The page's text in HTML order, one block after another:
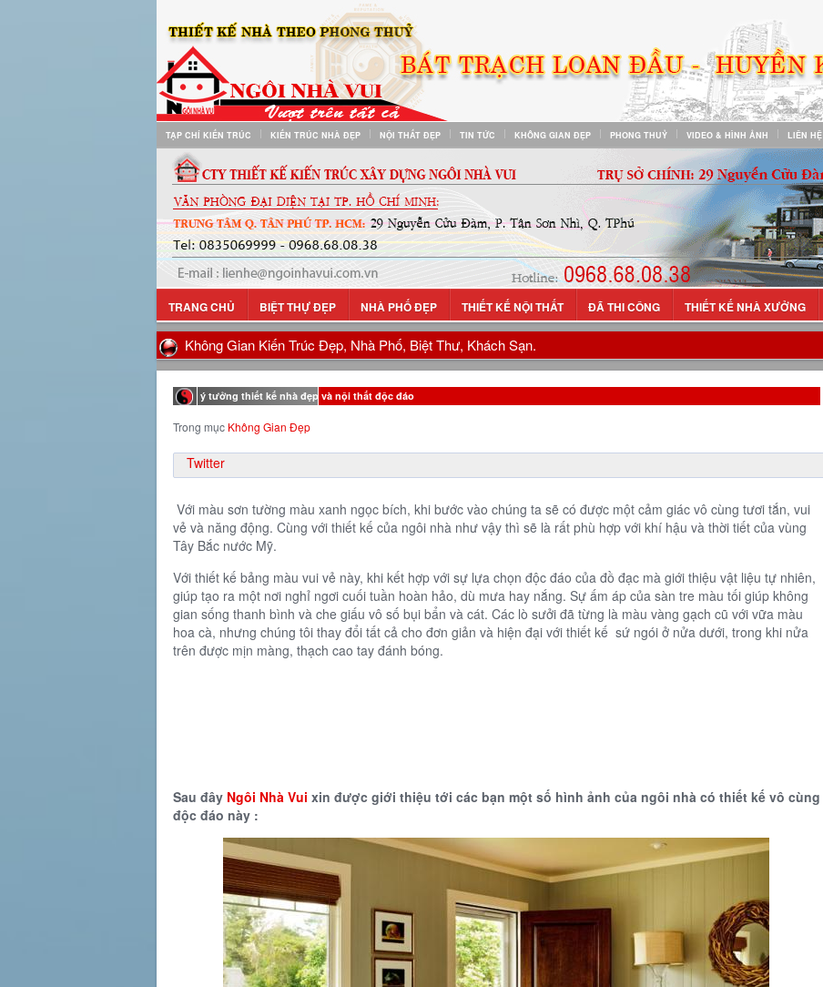
TẠP CHÍ KIẾN TRÚC KIẾN TRÚC NHÀ ĐẸP NỘI THẤT ĐẸP TIN TỨC KHÔNG GIAN ĐẸP PHONG THUỶ VIDEO & HÌNH ẢNH LIÊN HỆ
TRANG CHỦ BIỆT THỰ ĐẸP NHÀ PHỐ ĐẸP THIẾT KẾ NỘI THẤT ĐÃ THI CÔNG THIẾT KẾ NHÀ XƯỞNG
Không Gian Kiến Trúc Đẹp, Nhà Phố, Biệt Thư, Khách Sạn.
ý tưởng thiết kế nhà đẹp và nội thất độc đáo
Trong mục Không Gian Đẹp
Twitter
Với màu sơn tường màu xanh ngọc bích, khi bước vào chúng ta sẽ có được một cảm giác vô cùng tươi tắn, vui
vẻ và năng động. Cùng với thiết kế của ngôi nhà như vậy thì sẽ là rất phù hợp với khí hậu và thời tiết của vùng
Tây Bắc nước Mỹ.
Với thiết kế bảng màu vui vẻ này, khi kết hợp với sự lựa chọn độc đáo của đồ đạc mà giới thiệu vật liệu tự nhiên,
giúp tạo ra một nơi nghỉ ngơi cuối tuần hoàn hảo, dù mưa hay nắng. Sự ấm áp của sàn tre màu tối giúp không
gian sống thanh bình và che giấu vô số bụi bẩn và cát. Các lò sưởi đã từng là màu vàng gạch cũ với vữa màu
hoa cà, nhưng chúng tôi thay đổi tất cả cho đơn giản và hiện đại với thiết kế sứ ngói ở nửa dưới, trong khi nửa
trên được mịn màng, thạch cao tay đánh bóng.
Sau đâyNgôi Nhà Vui xin được giới thiệu tới các bạn một số hình ảnh của ngôi nhà có thiết kế vô cùng
độc đáo này :